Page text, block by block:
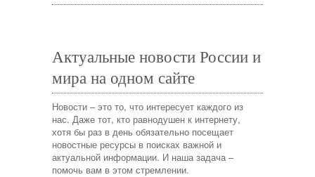
Актуальные новости России и
мира на одном сайте
Новости – это то, что интересует каждого из
нас. Даже тот, кто равнодушен к интернету,
хотя бы раз в день обязательно посещает
новостные ресурсы в поисках важной и
актуальной информации. И наша задача –
помочь вам в этом стремлении.